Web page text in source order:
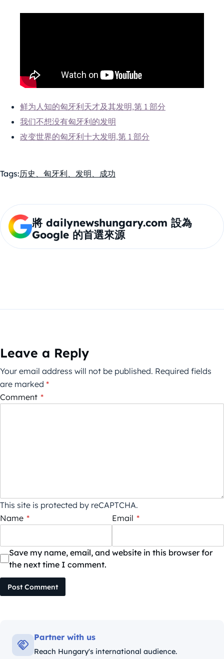
鲜为人知的匈牙利天才及其发明,第 1 部分
我们不想没有匈牙利的发明
改变世界的匈牙利十大发明,第 1 部分
Tags:历史、匈牙利、发明、成功
將 dailynewshungary.com 設為
Google 的首選來源
Leave a Reply
Your email address will not be published. Required fields
are marked *
Comment *
This site is protected by reCAPTCHA.
Name * Email *
Save my name, email, and website in this browser for
the next time I comment.
Post Comment
Partner with us
Reach Hungary's international audience.